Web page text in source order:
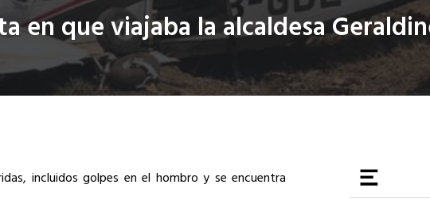
en que viajaba la alcaldesa
incluidos golpes en el hombro y se encuentra